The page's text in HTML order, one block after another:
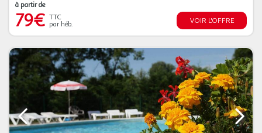
à partir de
79€ TTC
par héb.
VOIR L'OFFRE